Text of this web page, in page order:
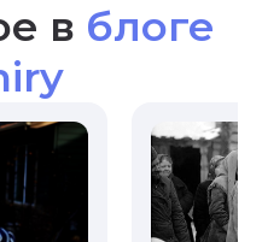
в блоге